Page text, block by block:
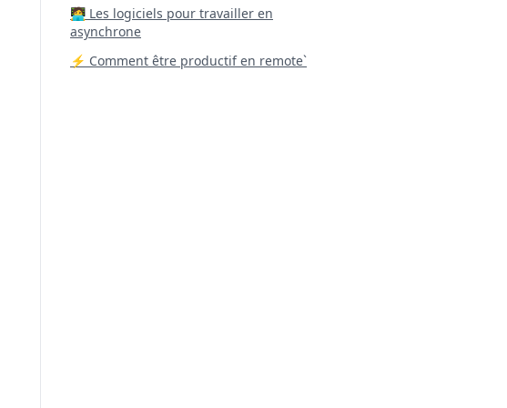
‍🧑‍💻 Les logiciels pour travailler en
asynchrone
⚡ Comment être productif en remote`